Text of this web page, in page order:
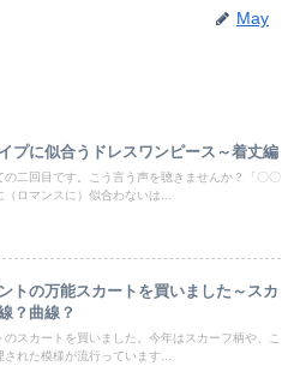
May
プに似合うドレスワンピース～着丈編
の二回目です。こう言う声を聴きませんか？「〇〇
ロマンスに）似合わないは...
トの万能スカートを買いました～スカ
？曲線？
のスカートを買いました。今年はスカーフ柄や、こ
された模様が流行っています...